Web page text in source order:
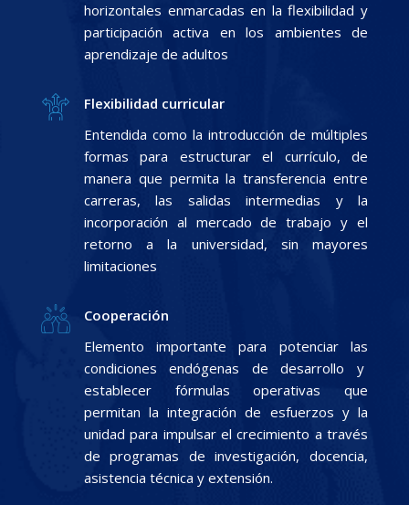
horizontales enmarcadas en la flexibilidad y
participación activa en los ambientes de
aprendizaje de adultos
Flexibilidad curricular
Entendida como la introducción de múltiples
formas para estructurar el currículo, de
manera que permita la transferencia entre
carreras, las salidas intermedias y la
incorporación al mercado de trabajo y el
retorno a la universidad, sin mayores
limitaciones
Cooperación
Elemento importante para potenciar las
condiciones endógenas de desarrollo y
establecer fórmulas operativas que
permitan la integración de esfuerzos y la
unidad para impulsar el crecimiento a través
de programas de investigación, docencia,
asistencia técnica y extensión.